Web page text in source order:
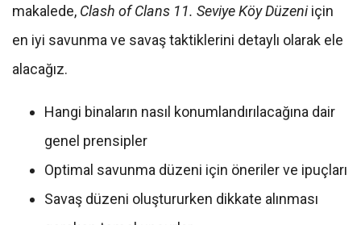
makalede, Clash of Clans 11. Seviye Köy Düzeniiçin
en iyi savunma ve savaş taktiklerini detaylı olarak ele
alacağız.
Hangi binaların nasıl konumlandırılacağına dair
genel prensipler
Optimal savunma düzeni için öneriler ve ipuçları
Savaş düzeni oluştururken dikkate alınması